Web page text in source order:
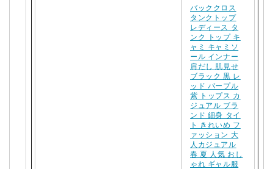
バッククロス
タンクトップ
レディース タ
ンク トップ キ
ャミ キャミソ
ール インナー
肩だし 肌見せ
ブラック 黒 レ
ッド パープル
紫 トップス カ
ジュアル ブラ
ンド 細身 タイ
ト きれいめ フ
ァッション 大
人カジュアル
春 夏 人気 おし
ゃれ ギャル服